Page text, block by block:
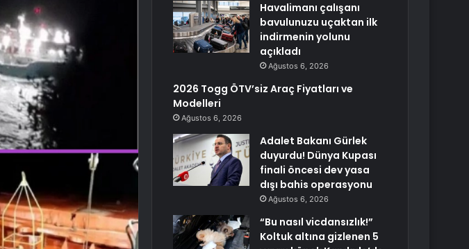
Havalimanı çalışanı
bavulunuzu uçaktan ilk
indirmenin yolunu
açıkladı
Ağustos 6, 2026
2026 Togg ÖTV’siz Araç Fiyatları ve
Modelleri
Ağustos 6, 2026
Adalet Bakanı Gürlek
duyurdu! Dünya Kupası
finali öncesi dev yasa
dışı bahis operasyonu
Ağustos 6, 2026
“Bu nasıl vicdansızlık!”
Koltuk altına gizlenen 5